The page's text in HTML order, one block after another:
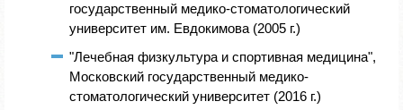
государственный медико-стоматологический
университет им. Евдокимова (2005 г.)
"Лечебная физкультура и спортивная медицина",
Московский государственный медико-
стоматологический университет (2016 г.)